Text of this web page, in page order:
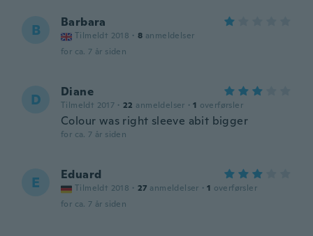
B Barbara
Tilmeldt 2018 · 8 anmeldelser
for ca. 7 år siden
D Diane
Tilmeldt 2017 · 22 anmeldelser · 1 overførsler
Colour was right sleeve abit bigger
for ca. 7 år siden
E Eduard
Tilmeldt 2018 · 27 anmeldelser · 1 overførsler
for ca. 7 år siden